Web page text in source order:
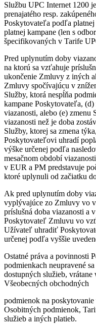
Službu UPC Internet 1200
prenajatého resp.
Poskytovateľa podľa
platnej kampane (len s
špecifikovaných v Tarife
Pred uplynutím doby
na ktorú sa vzťahuje
ukončenie Zmluvy z iných
Zmluvy spočívajúcu v
Služby, ktorá nespĺňa
kampane Poskytovateľa,
viazanosti, alebo (e) zmenu
viazanosti než je doba
Služby, ktorej sa zmena
Poskytovateľovi uhradí
výške určenej podľa
mesačnom období
v EUR a PM predstavuje
ktoré uplynuli od začiatku
Ak pred uplynutím doby
vyplývajúce zo Zmluvy vo
príslušná doba viazanosti a
Poskytovateľ Zmluvu vo
Užívateľ uhradiť
určenej podľa vyššie
Ostatné práva a povinnosti
podmienkach neupravené
dostupných služieb, vrátane
Všeobecných obchodných
podmienok na
Osobitných podmienok,
služieb a iných platieb.